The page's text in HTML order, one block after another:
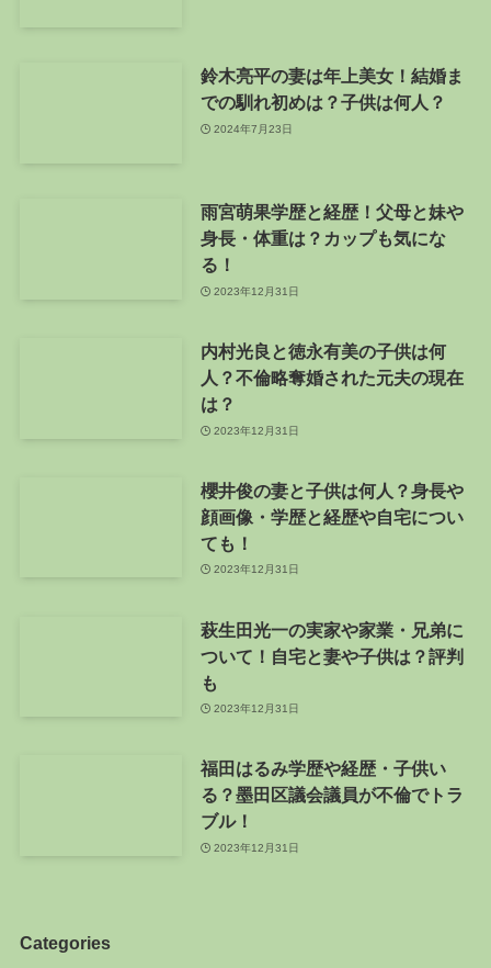
鈴木亮平の妻は年上美女！結婚ま
での馴れ初めは？子供は何人？
2024年7月23日
雨宮萌果学歴と経歴！父母と妹や
身長・体重は？カップも気にな
る！
2023年12月31日
内村光良と徳永有美の子供は何
人？不倫略奪婚された元夫の現在
は？
2023年12月31日
櫻井俊の妻と子供は何人？身長や
顔画像・学歴と経歴や自宅につい
ても！
2023年12月31日
萩生田光一の実家や家業・兄弟に
ついて！自宅と妻や子供は？評判
も
2023年12月31日
福田はるみ学歴や経歴・子供い
る？墨田区議会議員が不倫でトラ
ブル！
2023年12月31日
Categories